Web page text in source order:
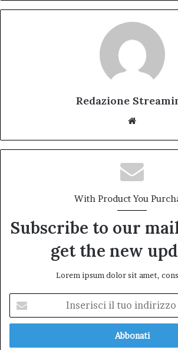
Redazione
With Product You
Subscribe to our
get the new
Lorem ipsum dolor sit amet,
tuo